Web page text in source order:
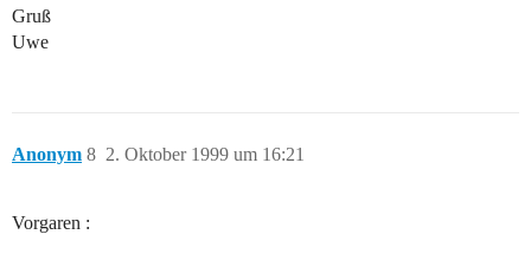
Gruß
Uwe
Anonym 2. Oktober 1999 um 16:21
8
Vorgaren :